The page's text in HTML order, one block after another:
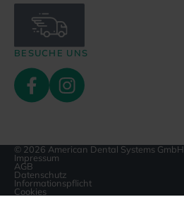
BESUCHE UNS
© 2026 American Dental Systems GmbH
Impressum
AGB
Datenschutz
Informationspflicht
Cookies